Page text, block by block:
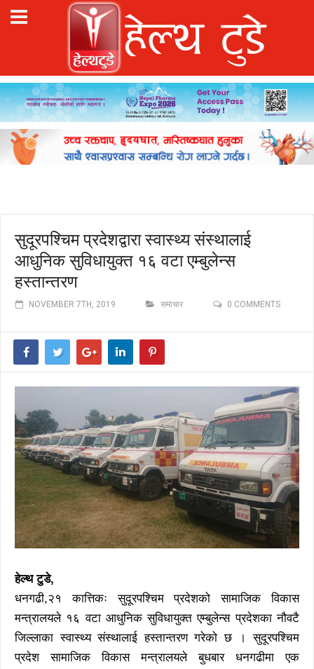
सुदूरपश्चिम प्रदेशद्वारा स्वास्थ्य संस्थालाई
आधुनिक सुविधायुक्त १६ वटा एम्बुलेन्स
हस्तान्तरण
NOVEMBER 7TH, 2019 समाचार 0 COMMENTS
हेल्थ टुडे,
धनगढी,२१ कात्तिकः सुदूरपश्चिम प्रदेशको सामाजिक विकास
मन्त्रालयले १६ वटा आधुनिक सुविधायुक्त एम्बुलेन्स प्रदेशका नौवटै
जिल्लाका स्वास्थ्य संस्थालाई हस्तान्तरण गरेको छ । सुदूरपश्चिम
प्रदेश सामाजिक विकास मन्त्रालयले बुधबार धनगढीमा एक